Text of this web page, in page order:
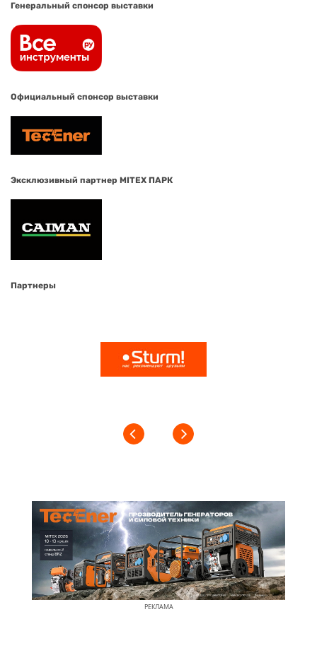
Генеральный спонсор выставки
Официальный спонсор выставки
Эксклюзивный партнер MITEX ПАРК
Партнеры
РЕКЛАМА